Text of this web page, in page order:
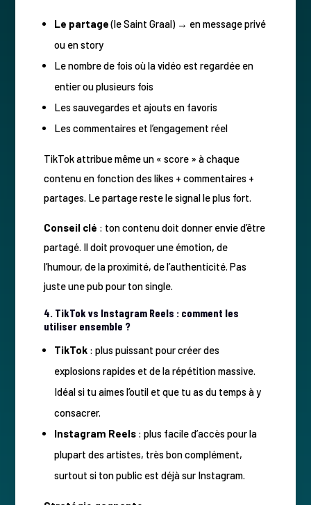
Le partage(le Saint Graal) → en message privé
ou en story
Le nombre de fois où la vidéo est regardée en
entier ou plusieurs fois
Les sauvegardes et ajouts en favoris
Les commentaires et l’engagement réel
TikTok attribue même un « score » à chaque
contenu en fonction des likes + commentaires +
partages. Le partage reste le signal le plus fort.
Conseil clé : ton contenu doit donner envie d’être
partagé. Il doit provoquer une émotion, de
l’humour, de la proximité, de l’authenticité. Pas
juste une pub pour ton single.
4. TikTok vs Instagram Reels : comment les
utiliser ensemble ?
TikTok: plus puissant pour créer des
explosions rapides et de la répétition massive.
Idéal si tu aimes l’outil et que tu as du temps à y
consacrer.
Instagram Reels: plus facile d’accès pour la
plupart des artistes, très bon complément,
surtout si ton public est déjà sur Instagram.